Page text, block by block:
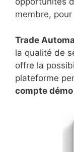
membre,
Trade
la qualité de
offre la
plateforme
compte